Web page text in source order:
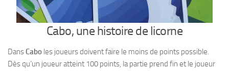
Cabo, une histoire de licorne
DansCabo les joueurs doivent faire le moins de points possible.
Dès qu’un joueur atteint 100 points, la partie prend fin et le joueur